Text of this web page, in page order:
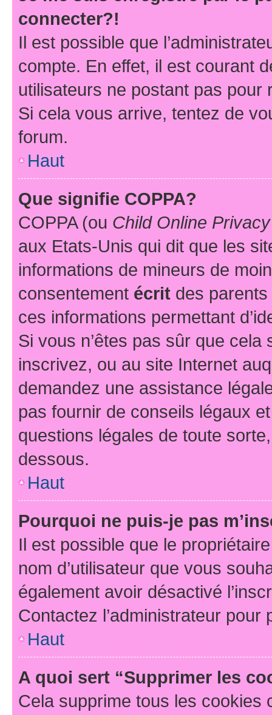
connecter?!
Il est possible que
compte. En effet, il est courant
utilisateurs ne postant pas pour
Si cela vous arrive, tentez de
forum.
Haut
Que signifie COPPA?
COPPA (ou Child Online
aux Etats-Unis qui dit que les
informations de mineurs de
consentement écrit des parents
ces informations permettant
Si vous n’êtes pas sûr que
inscrivez, ou au site Internet
demandez une assistance
pas fournir de conseils légaux
questions légales de toute
dessous.
Haut
Pourquoi ne puis-je pas
Il est possible que le
nom d’utilisateur que vous
également avoir désactivé
Contactez l’administrateur
Haut
A quoi sert “Supprimer les
Cela supprime tous les cookies